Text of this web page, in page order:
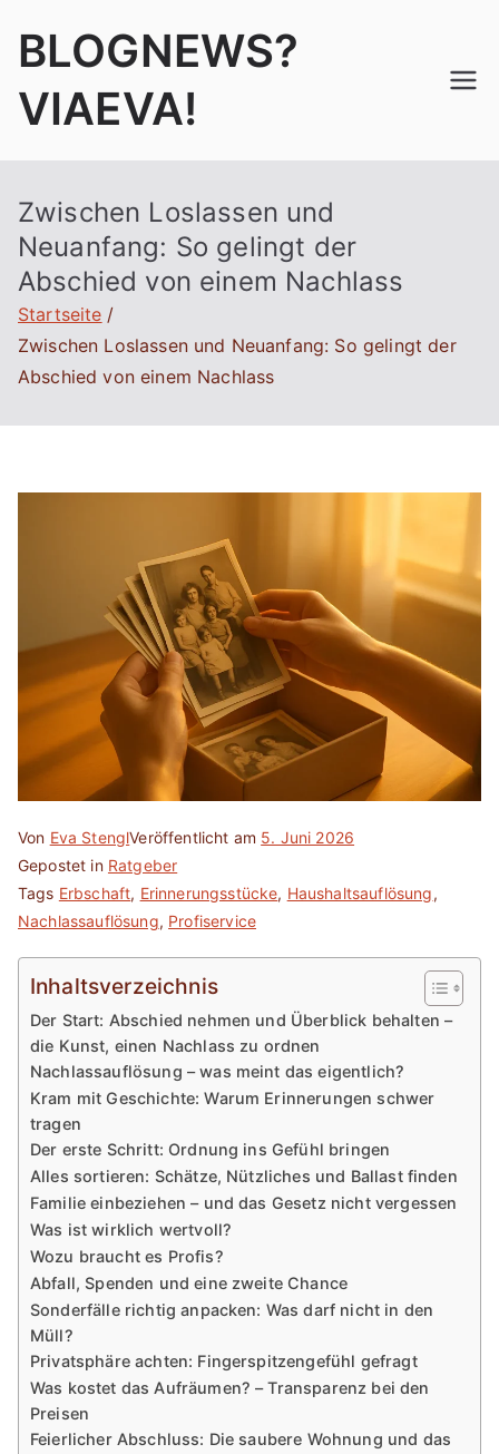
InhaltBLOGNEWS?
VIAEVA!
Zwischen Loslassen und
Neuanfang: So gelingt der
Abschied von einem Nachlass
Startseite
Zwischen Loslassen und Neuanfang: So gelingt der
Abschied von einem Nachlass
Von Eva StenglVeröffentlicht am 5. Juni 2026
Gepostet in Ratgeber
Tags Erbschaft, Erinnerungsstücke, Haushaltsauflösung,
Nachlassauflösung, Profiservice
Inhaltsverzeichnis
Der Start: Abschied nehmen und Überblick behalten –
die Kunst, einen Nachlass zu ordnen
Nachlassauflösung – was meint das eigentlich?
Kram mit Geschichte: Warum Erinnerungen schwer
tragen
Der erste Schritt: Ordnung ins Gefühl bringen
Alles sortieren: Schätze, Nützliches und Ballast finden
Familie einbeziehen – und das Gesetz nicht vergessen
Was ist wirklich wertvoll?
Wozu braucht es Profis?
Abfall, Spenden und eine zweite Chance
Sonderfälle richtig anpacken: Was darf nicht in den
Müll?
Privatsphäre achten: Fingerspitzengefühl gefragt
Was kostet das Aufräumen? – Transparenz bei den
Preisen
Feierlicher Abschluss: Die saubere Wohnung und das